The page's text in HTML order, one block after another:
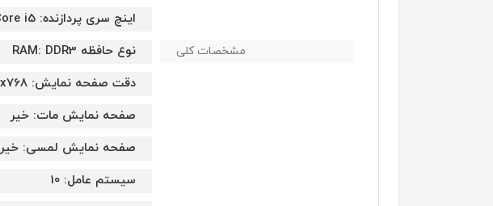
مشخصات کلی
اینچ سری پردازنده: Core i5
نوع حافظه RAM: DDR3
دقت صفحه نمایش: HD|1366x768
صفحه نمایش مات: خیر
صفحه نمایش لمسی: خیر
سیستم عامل: 10